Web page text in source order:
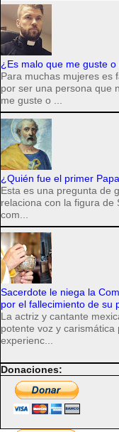
¿Es malo que me guste
Para muchas mujeres es
por ser una persona que
me guste o ...
¿Quién fue el primer
Esta es una pregunta de
relaciona con la figura de
com...
Sacerdote le niega la
por el fallecimiento de su
La actriz y cantante
potente voz y
experienc...
Donaciones: